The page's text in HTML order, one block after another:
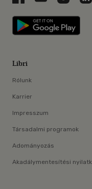
Libri
Rólunk
Karrier
Impresszum
Társadalmi programok
Adományozás
Akadálymentesítési